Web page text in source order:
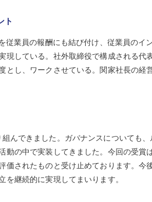
ト
業員の報酬にも結び付け、従業員のイ
現している。社外取締役で構成される代
し、ワークさせている。関家社長の経営
んできました。ガバナンスについても
の中で実装してきました。今回の受賞
価されたものと受け止めております。今
継続的に実現してまいります。